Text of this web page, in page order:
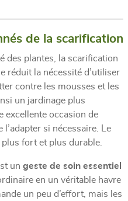
de la scarification
des plantes, la scarification
réduit la nécessité d’utiliser
contre les mousses et les
un jardinage plus
excellente occasion de
l’adapter si nécessaire. Le
fort et plus durable.
un geste de soin essentiel
en un véritable havre
un peu d’effort, mais les